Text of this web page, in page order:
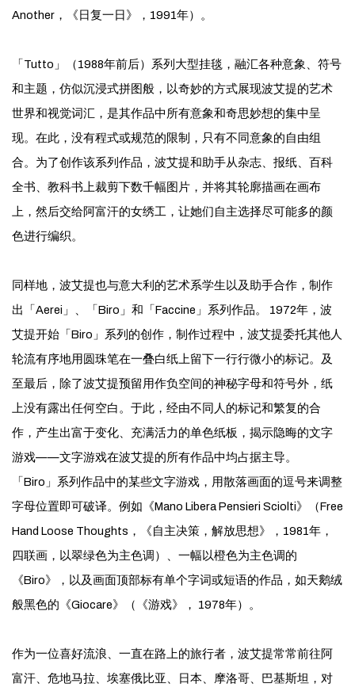
Another，《日复一日》，1991年）。
「Tutto」（1988年前后）系列大型挂毯，融汇各种意象、符号
和主题，仿似沉浸式拼图般，以奇妙的方式展现波艾提的艺术
世界和视觉词汇，是其作品中所有意象和奇思妙想的集中呈
现。在此，没有程式或规范的限制，只有不同意象的自由组
合。为了创作该系列作品，波艾提和助手从杂志、报纸、百科
全书、教科书上裁剪下数千幅图片，并将其轮廓描画在画布
上，然后交给阿富汗的女绣工，让她们自主选择尽可能多的颜
色进行编织。
同样地，波艾提也与意大利的艺术系学生以及助手合作，制作
出「Aerei」、「Biro」和「Faccine」系列作品。 1972年，波
艾提开始「Biro」系列的创作，制作过程中，波艾提委托其他人
轮流有序地用圆珠笔在一叠白纸上留下一行行微小的标记。及
至最后，除了波艾提预留用作负空间的神秘字母和符号外，纸
上没有露出任何空白。于此，经由不同人的标记和繁复的合
作，产生出富于变化、充满活力的单色纸板，揭示隐晦的文字
游戏——文字游戏在波艾提的所有作品中均占据主导。
「Biro」系列作品中的某些文字游戏，用散落画面的逗号来调整
字母位置即可破译。例如《Mano Libera Pensieri Sciolti》（Free
Hand Loose Thoughts，《自主决策，解放思想》，1981年，
四联画，以翠绿色为主色调）、一幅以橙色为主色调的
《Biro》，以及画面顶部标有单个字词或短语的作品，如天鹅绒
般黑色的《Giocare》（《游戏》， 1978年）。
作为一位喜好流浪、一直在路上的旅行者，波艾提常常前往阿
富汗、危地马拉、埃塞俄比亚、日本、摩洛哥、巴基斯坦，对